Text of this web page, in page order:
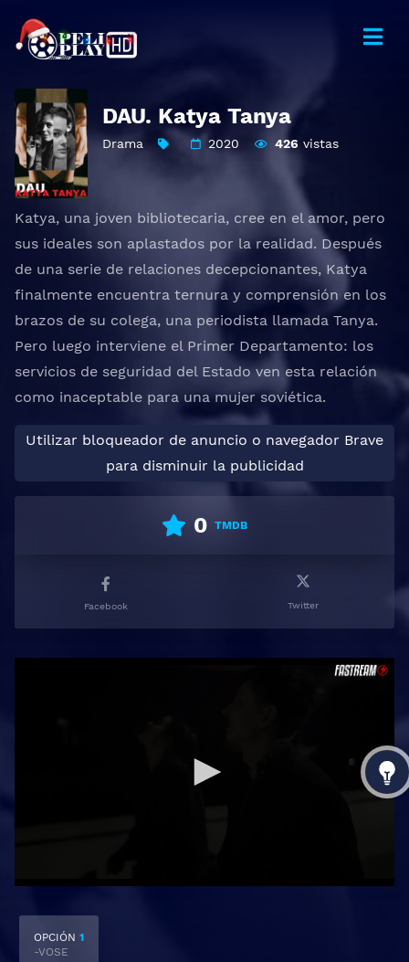
DAU. Katya Tanya
Drama 2020 426 vistas
Katya, una joven bibliotecaria, cree en el amor, pero
sus ideales son aplastados por la realidad. Después
de una serie de relaciones decepcionantes, Katya
finalmente encuentra ternura y comprensión en los
brazos de su colega, una periodista llamada Tanya.
Pero luego interviene el Primer Departamento: los
servicios de seguridad del Estado ven esta relación
como inaceptable para una mujer soviética.
Utilizar bloqueador de anuncio o navegador Brave
para disminuir la publicidad
0 TMDB
Facebook Twitter
OPCIÓN 1
-VOSE